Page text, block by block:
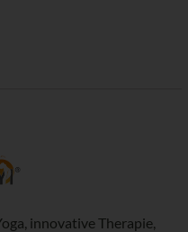
innovative Therapie,